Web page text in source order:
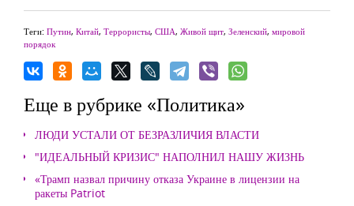
Теги: Путин, Китай, Террористы, США, Живой щит, Зеленский, мировой
порядок
Еще в рубрике «Политика»
ЛЮДИ УСТАЛИ ОТ БЕЗРАЗЛИЧИЯ ВЛАСТИ
"ИДЕАЛЬНЫЙ КРИЗИС" НАПОЛНИЛ НАШУ ЖИЗНЬ
«Трамп назвал причину отказа Украине в лицензии на
ракеты Patriot